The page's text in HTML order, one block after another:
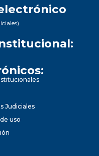
Judiciales
uso